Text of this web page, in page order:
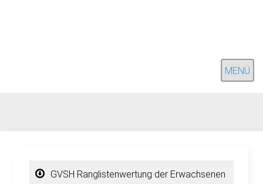
MENÜ
GVSH Ranglistenwertung der Erwachsenen